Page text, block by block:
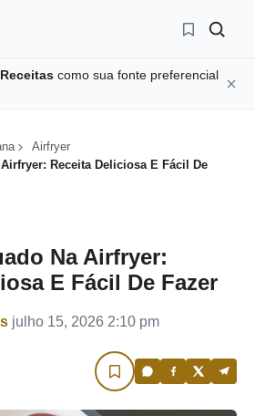
como sua fonte preferencial
Airfryer
Receita Deliciosa E Fácil De
Na Airfryer:
E Fácil De Fazer
julho 15, 2026 2:10 pm